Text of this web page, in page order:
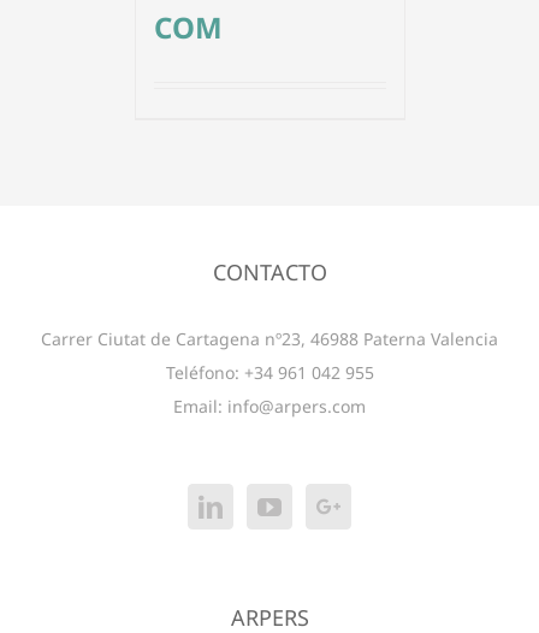
COM
CONTACTO
Carrer Ciutat de Cartagena nº23, 46988 Paterna Valencia
Teléfono: +34 961 042 955
Email: info@arpers.com
ARPERS